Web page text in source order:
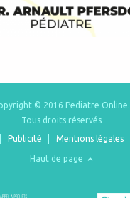
© 2016 Pediatre Online.
Tous droits réservés
Publicité Mentions légales
Haut de page